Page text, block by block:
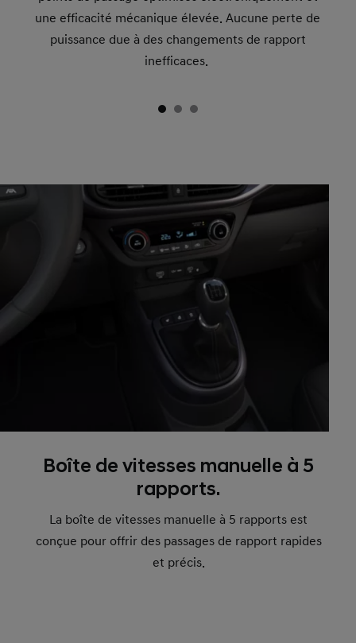
une efficacité mécanique élevée. Aucune perte de
puissance due à des changements de rapport
inefficaces.
Boîte de vitesses manuelle à 5
rapports.
La boîte de vitesses manuelle à 5 rapports est
conçue pour offrir des passages de rapport rapides
et précis.